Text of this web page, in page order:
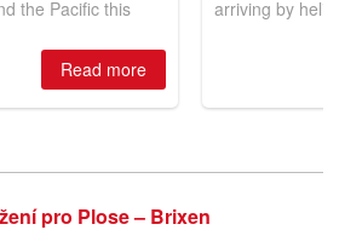
pro Plose – Brixen